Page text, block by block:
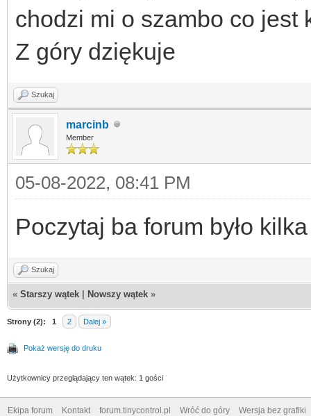
chodzi mi o szambo co jest
Z góry dziękuje
Szukaj
marcinb
Member
05-08-2022, 08:41 PM
Poczytaj ba forum było
Szukaj
« Starszy wątek Nowszy wątek »
Strony (2): 1 2 Dalej »
Pokaż wersję do druku
Użytkownicy przeglądający ten wątek: 1 gości
Ekipa forum Kontakt forum.tinycontrol.pl Wróć do góry Wersja bez grafiki